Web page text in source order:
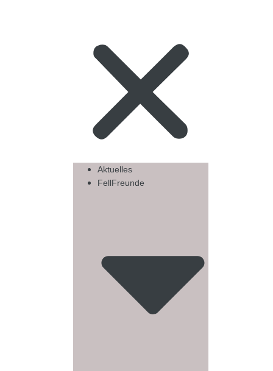
Aktuelles
FellFreunde